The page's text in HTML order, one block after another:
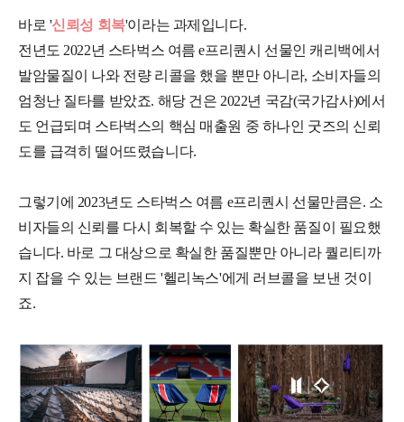
바로 '신뢰성 회복'이라는 과제입니다.
전년도 2022년 스타벅스 여름 e프리퀀시 선물인 캐리백에서
발암물질이 나와 전량 리콜을 했을 뿐만 아니라, 소비자들의
엄청난 질타를 받았죠. 해당 건은 2022년 국감(국가감사)에서
도 언급되며 스타벅스의 핵심 매출원 중 하나인 굿즈의 신뢰
도를 급격히 떨어뜨렸습니다.
그렇기에 2023년도 스타벅스 여름 e프리퀀시 선물만큼은. 소
비자들의 신뢰를 다시 회복할 수 있는 확실한 품질이 필요했
습니다. 바로 그 대상으로 확실한 품질뿐만 아니라 퀄리티까
지 잡을 수 있는 브랜드 '헬리녹스'에게 러브콜을 보낸 것이
죠.